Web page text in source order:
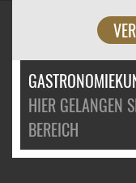
HIER GELANGEN
BEREICH